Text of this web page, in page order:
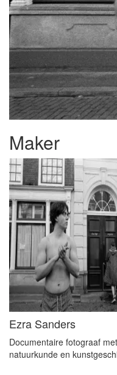
Maker
Ezra Sanders
Documentaire fotograaf
natuurkunde en